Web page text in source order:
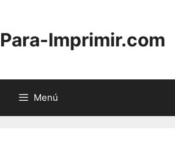
Para-Imprimir.com
Menú